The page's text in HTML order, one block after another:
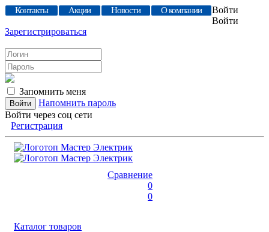
Контакты Акции Новости О компании
Войти
Войти
Зарегистрироваться
Запомнить меня
Напомнить пароль
Войти через соц сети
Регистрация
Сравнение
0
0
Каталог товаров